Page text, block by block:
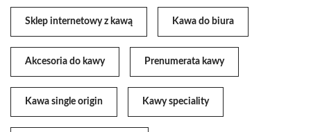
Sklep internetowy z kawą Kawa do biura
Akcesoria do kawy Prenumerata kawy
Kawa single origin Kawy speciality